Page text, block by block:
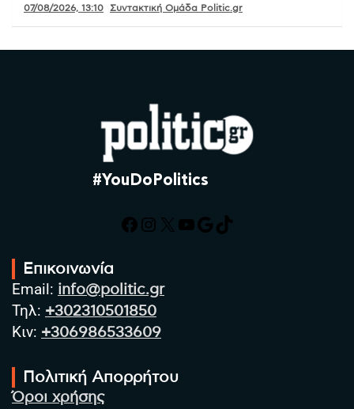
07/08/2026, 13:10 Συντακτική Ομάδα Politic.gr
#YouDoPolitics
Facebook
Instagram
X YouTube
Google
TikTok
Επικοινωνία
Email: info@politic.gr
Τηλ: +302310501850
Κιν: +306986533609
Πολιτική Απορρήτου
Όροι χρήσης